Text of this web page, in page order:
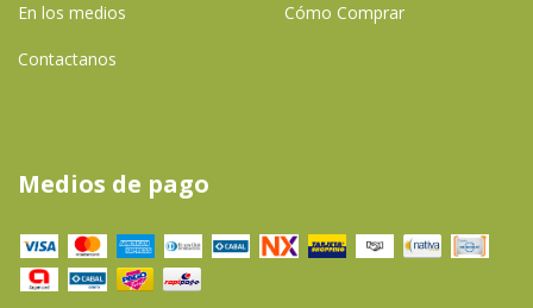
En los medios Cómo Comprar
Contactanos
Medios de pago